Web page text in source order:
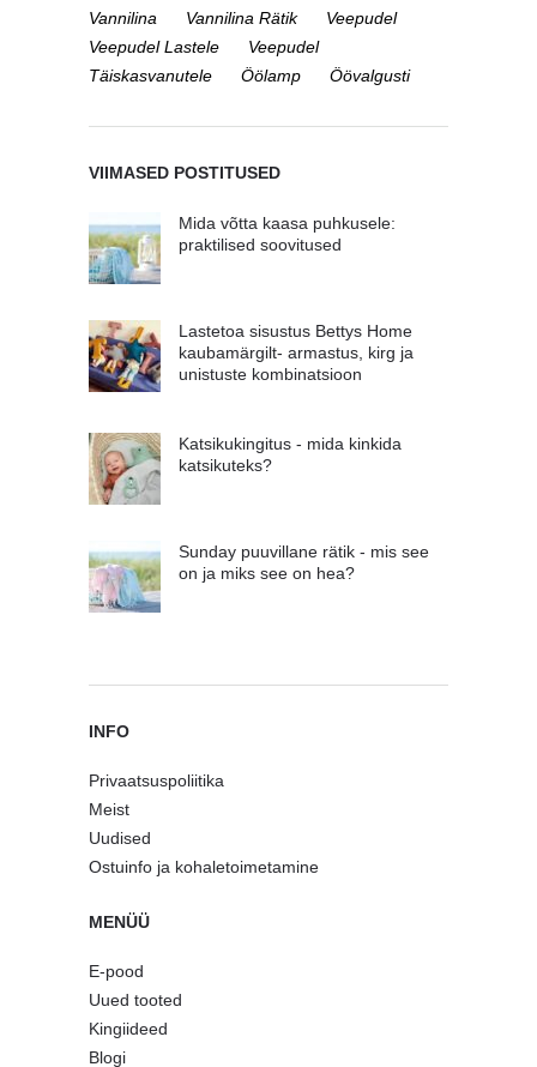
Vannilina
Vannilina Rätik
Veepudel
Veepudel Lastele
Veepudel
Täiskasvanutele
Öölamp Öövalgusti
VIIMASED POSTITUSED
Mida võtta kaasa puhkusele:
praktilised soovitused
Lastetoa sisustus Bettys Home
kaubamärgilt- armastus, kirg ja
unistuste kombinatsioon
Katsikukingitus - mida kinkida
katsikuteks?
Sunday puuvillane rätik - mis see
on ja miks see on hea?
INFO
Privaatsuspoliitika
Meist
Uudised
Ostuinfo ja kohaletoimetamine
MENÜÜ
E-pood
Uued tooted
Kingiideed
Blogi